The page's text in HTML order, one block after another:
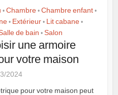
• Chambre • Chambre enfant •
• Extérieur • Lit cabane •
de bain • Salon
une armoire
votre maison
2024
pour votre maison peut